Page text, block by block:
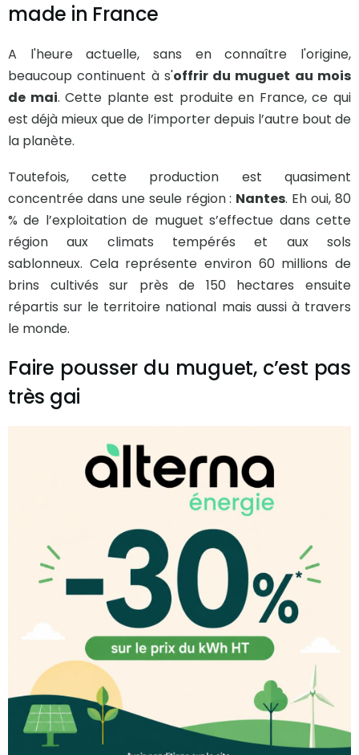
made in France
A l'heure actuelle, sans en connaître l'origine,
beaucoup continuent à s'offrir du muguet au mois
de mai. Cette plante est produite en France, ce qui
est déjà mieux que de l’importer depuis l’autre bout de
la planète.
Toutefois, cette production est quasiment
concentrée dans une seule région : Nantes. Eh oui, 80
% de l’exploitation de muguet s’effectue dans cette
région aux climats tempérés et aux sols
sablonneux. Cela représente environ 60 millions de
brins cultivés sur près de 150 hectares ensuite
répartis sur le territoire national mais aussi à travers
le monde.
Faire pousser du muguet, c’est pas
très gai